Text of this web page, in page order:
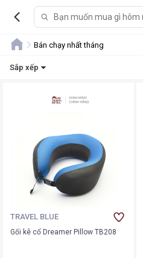
Bán chạy nhất tháng
Sắp xếp
TRAVEL BLUE
Gối kê cổ Dreamer Pillow TB208